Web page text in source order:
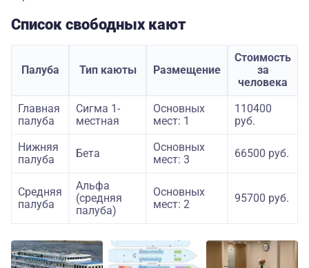
Список свободных кают
Палуба Тип каюты Размещение
Стоимость
за
человека
Главная
палуба
Сигма 1-
местная
Основных
мест: 1
110400
руб.
Нижняя
палуба
Бета
Основных
мест: 3
66500 руб.
Средняя
палуба
Альфа
(средняя
палуба)
Основных
мест: 2
95700 руб.